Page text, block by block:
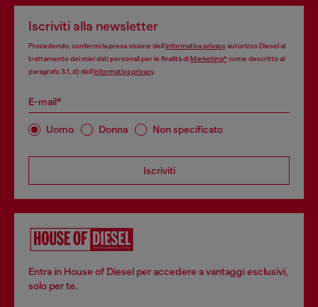
Iscriviti alla newsletter
Procedendo, confermi la presa visione dell’informativa privacyautorizzo Diesel al
trattamento dei miei dati personali per le finalità diMarketing*come descritto al
paragrafo 3.1, d) dell’informativa privacy.
E-mail*
Uomo Donna Non specificato
Iscriviti
Entra in House of Diesel per accedere a vantaggi esclusivi,
solo per te.